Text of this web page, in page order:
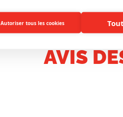
Autoriser tous les cookies
AVIS